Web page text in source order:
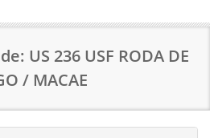
US 236 USF RODA DE
/ MACAE